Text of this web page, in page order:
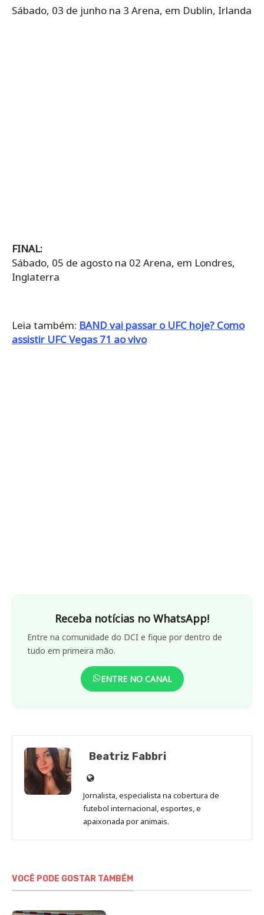
Sábado, 03 de junho na 3 Arena, em Dublin, Irlanda
FINAL:
Sábado, 05 de agosto na 02 Arena, em Londres,
Inglaterra
Leia também: BAND vai passar o UFC hoje? Como
assistir UFC Vegas 71 ao vivo
Receba notícias no WhatsApp!
Entre na comunidade do DCI e fique por dentro de
tudo em primeira mão.
ENTRE NO CANAL
Beatriz Fabbri
Site
de
Beatriz
Fabbri
Jornalista, especialista na cobertura de
futebol internacional, esportes, e
apaixonada por animais.
VOCÊ PODE GOSTAR TAMBÉM